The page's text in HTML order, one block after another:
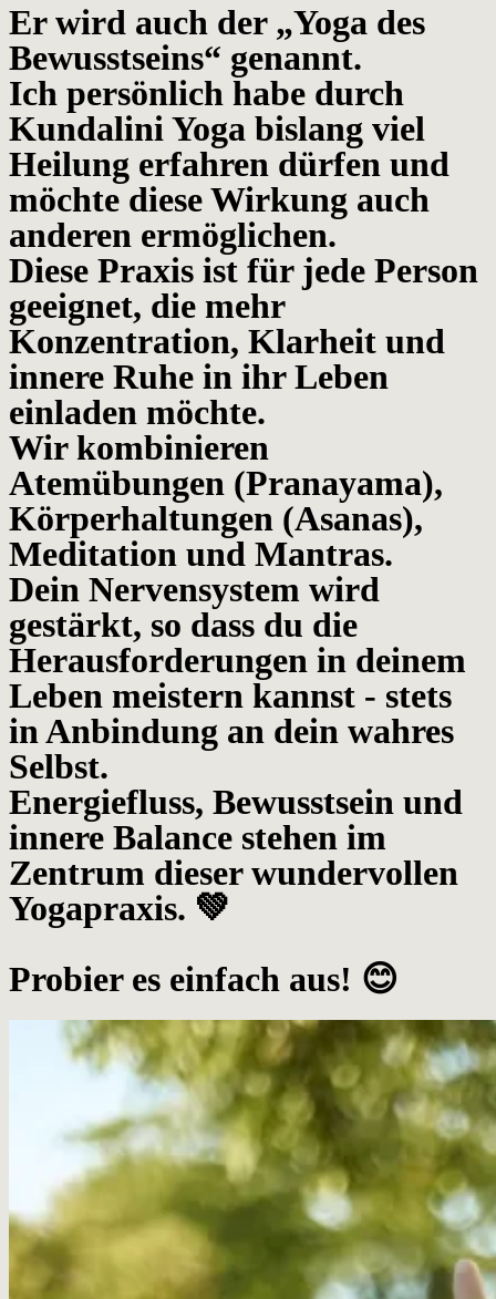
Er wird auch der „Yoga des
Bewusstseins“ genannt.
Ich persönlich habe durch
Kundalini Yoga bislang viel
Heilung erfahren dürfen und
möchte diese Wirkung auch
anderen ermöglichen.
Diese Praxis ist für jede Person
geeignet, die mehr
Konzentration, Klarheit und
innere Ruhe in ihr Leben
einladen möchte.
Wir kombinieren
Atemübungen (Pranayama),
Körperhaltungen (Asanas),
Meditation und Mantras.
Dein Nervensystem wird
gestärkt, so dass du die
Herausforderungen in deinem
Leben meistern kannst - stets
in Anbindung an dein wahres
Selbst.
Energiefluss, Bewusstsein und
innere Balance stehen im
Zentrum dieser wundervollen
Yogapraxis. 💚
Probier es einfach aus! 😊